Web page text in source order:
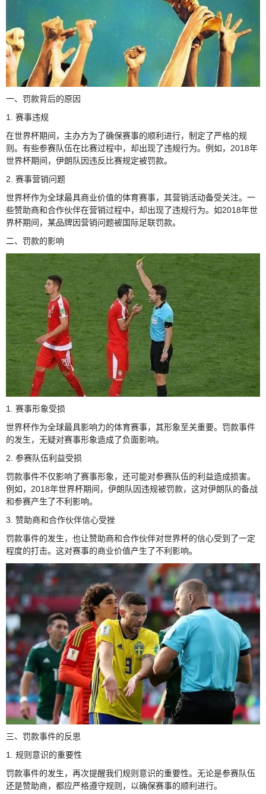
一、罚款背后的原因
1. 赛事违规
在世界杯期间，主办方为了确保赛事的顺利进行，制定了严格的规
则。有些参赛队伍在比赛过程中，却出现了违规行为。例如，2018年
世界杯期间，伊朗队因违反比赛规定被罚款。
2. 赛事营销问题
世界杯作为全球最具商业价值的体育赛事，其营销活动备受关注。一
些赞助商和合作伙伴在营销过程中，却出现了违规行为。如2018年世
界杯期间，某品牌因营销问题被国际足联罚款。
二、罚款的影响
1. 赛事形象受损
世界杯作为全球最具影响力的体育赛事，其形象至关重要。罚款事件
的发生，无疑对赛事形象造成了负面影响。
2. 参赛队伍利益受损
罚款事件不仅影响了赛事形象，还可能对参赛队伍的利益造成损害。
例如，2018年世界杯期间，伊朗队因违规被罚款，这对伊朗队的备战
和参赛产生了不利影响。
3. 赞助商和合作伙伴信心受挫
罚款事件的发生，也让赞助商和合作伙伴对世界杯的信心受到了一定
程度的打击。这对赛事的商业价值产生了不利影响。
三、罚款事件的反思
1. 规则意识的重要性
罚款事件的发生，再次提醒我们规则意识的重要性。无论是参赛队伍
还是赞助商，都应严格遵守规则，以确保赛事的顺利进行。